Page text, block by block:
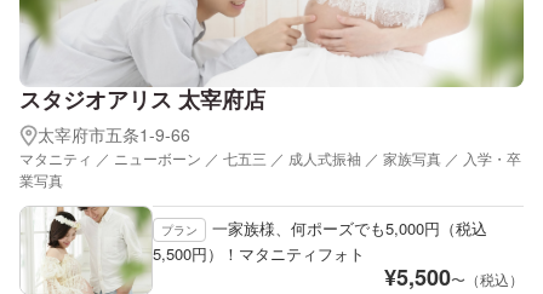
スタジオアリス 太宰府店
太宰府市五条1-9-66
マタニティ ／ ニューボーン ／ 七五三 ／ 成人式振袖 ／ 家族写真 ／ 入学・卒
業写真
プラン
一家族様、何ポーズでも5,000円（税込
5,500円）！マタニティフォト
¥5,500〜（税込）